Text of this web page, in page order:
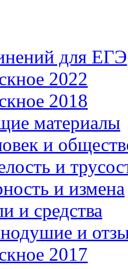
для ЕГЭ
2022
2018
материалы
и
и
и измена
и средства
и
2017